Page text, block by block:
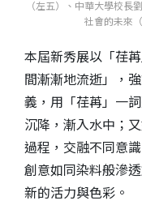
（左五）、中華大學校長
社會的未來
本屆新秀展以「荏
間漸漸地流逝」，
義，用「荏苒」一
沉降，漸入水中；
過程，交融不同意
創意如同染料般滲
新的活力與色彩。